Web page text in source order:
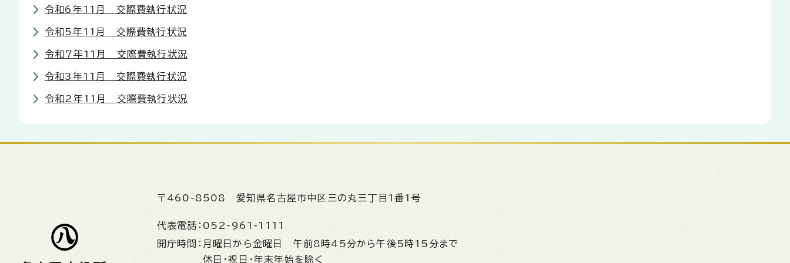
令和6年11月 交際費執行状況
令和5年11月 交際費執行状況
令和7年11月 交際費執行状況
令和3年11月 交際費執行状況
令和2年11月 交際費執行状況
〒460-8508 愛知県名古屋市中区三の丸三丁目1番1号
代表電話： 052-961-1111
開庁時間： 月曜日から金曜日 午前8時45分から午後5時15分まで
休日・祝日・年末年始を除く